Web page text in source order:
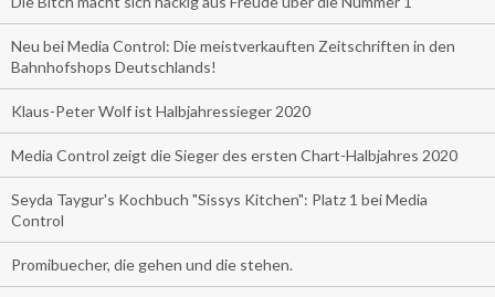
Neu bei Media Control: Die meistverkauften Zeitschriften in den
Bahnhofshops Deutschlands!
Klaus-Peter Wolf ist Halbjahressieger 2020
Media Control zeigt die Sieger des ersten Chart-Halbjahres 2020
Seyda Taygur's Kochbuch "Sissys Kitchen": Platz 1 bei Media
Control
Promibuecher, die gehen und die stehen.